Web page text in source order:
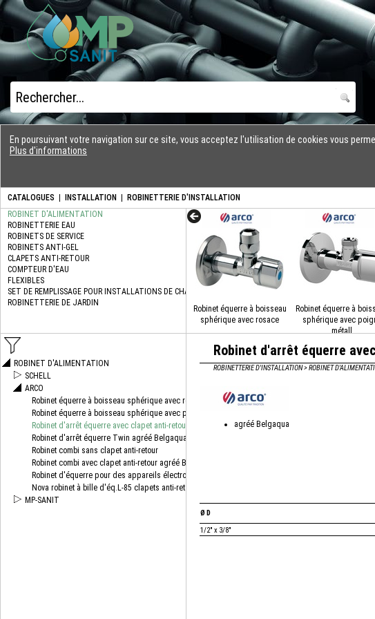
CATALOGUES INSTALLATION ROBINETTERIE D'INSTALLATION
En poursuivant votre navigation sur ce site, vous acceptez l'utilisation de cookies vous
Plus d'informations
Robinet équerre à boisseau
sphérique avec rosace
Robinet équerre à
sphérique avec
métall